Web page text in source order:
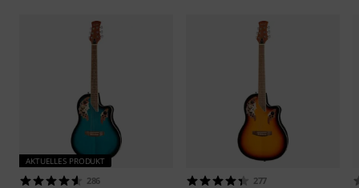
AKTUELLES PRODUKT
286 277